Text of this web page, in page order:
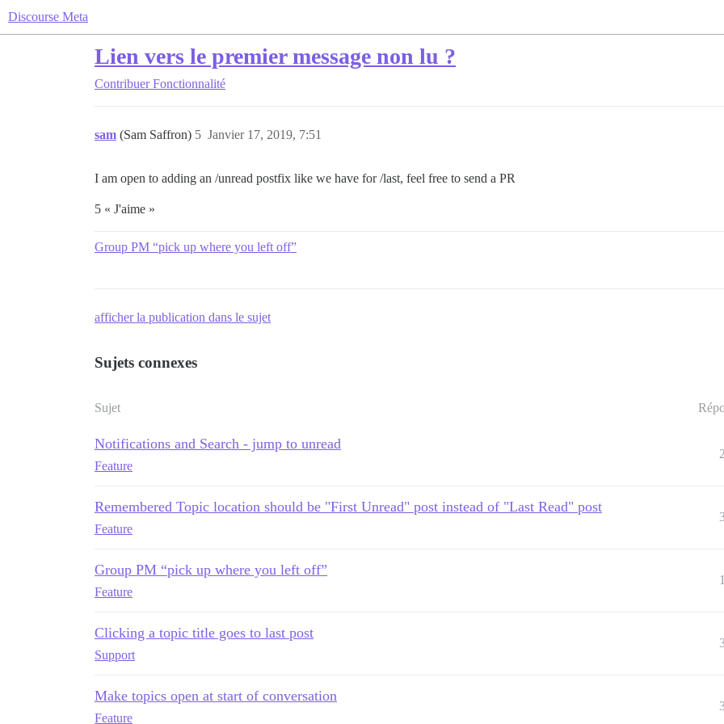
Discourse Meta
Lien vers le premier message non lu ?
Contribuer Fonctionnalité
sam (Sam Saffron) Janvier 17, 2019, 7:51
5
I am open to adding an /unread postfix like we have for /last, feel free to send a PR
5 « J'aime »
Group PM “pick up where you left off”
afficher la publication dans le sujet
Sujets connexes
Sujet
Notifications and Search - jump to unread
Feature
Remembered Topic location should be "First Unread" post instead of "Last Read" post
Feature
Group PM “pick up where you left off”
Feature
Clicking a topic title goes to last post
Support
Make topics open at start of conversation
Feature